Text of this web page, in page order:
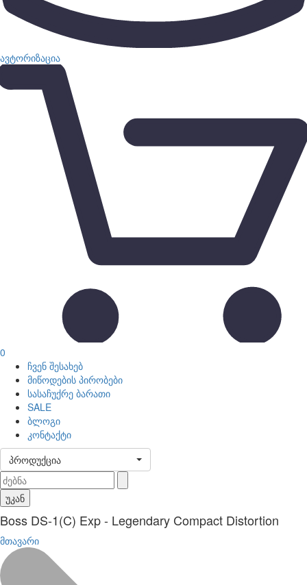
ავტორიზაცია
0
ჩვენ შესახებ
მიწოდების პირობები
სასაჩუქრე ბარათი
SALE
ბლოგი
კონტაქტი
პროდუქცია
უკან
Boss DS-1(C) Exp - Legendary Compact Distortion
მთავარი